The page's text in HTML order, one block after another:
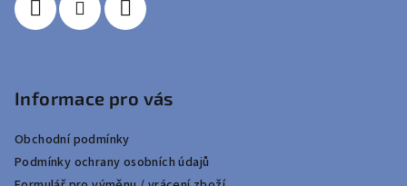
Informace pro vás
Obchodní podmínky
Podmínky ochrany osobních údajů